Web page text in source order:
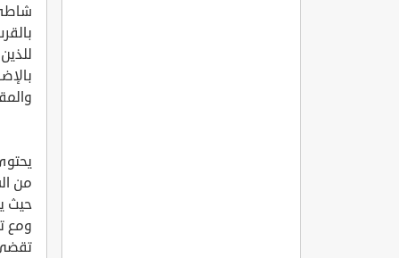
من
حيث
ومع